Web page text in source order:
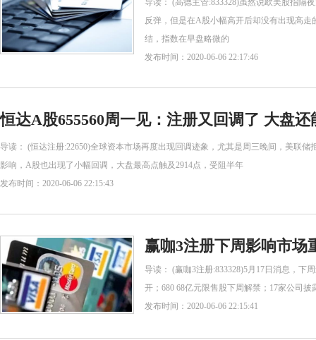
导读： (高德主管:833328)虽然说欧美股指隔
反弹，但是在A股小幅高开后却没有出现高
结，指数在早盘略微的
发布时间：2020-06-06 22:17:46
恒达A股655560周一见：注册又回调了 大盘还
导读： (恒达注册:22650)全球资本市场再度出现回调迹象，尤其是周三晚间，美联
影响，A股也出现了小幅回调，大盘最高点触及2914点，受阻半年
发布时间：2020-06-06 22:15:43
赢咖3注册下周影响市场
导读： (赢咖3注册:833328)5月17日消息，下
开；680 68亿元限售股下周解禁；17家公司披
发布时间：2020-06-06 22:15:41